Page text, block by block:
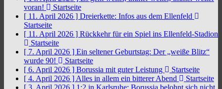
voran!
Startseite
[ 11. April 2026 ] Dreierkette: Infos aus dem Ellenfeld
Startseite
[ 11. April 2026 ] Rückkehr für ein Spiel ins Ellenfeld-Stadion
Startseite
[ 7. April 2026 ] Ein seltener Geburtstag: Der „weiße Blitz“
wurde 90!
Startseite
[ 6. April 2026 ] Borussia mit guter Leistung
Startseite
[ 4. April 2026 ] Alles in allem ein bitterer Abend
Startseite
[ 3. April 2026 ] 1:2 in Karlsruhe: Borussia belohnt sich nicht